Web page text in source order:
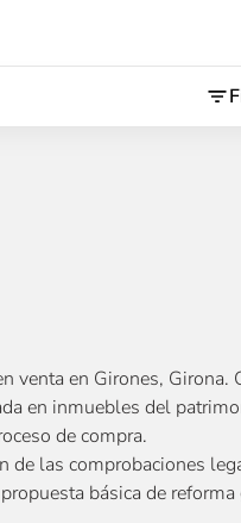
venta en Girones, Girona.
en inmuebles del
de compra.
las comprobaciones
básica de